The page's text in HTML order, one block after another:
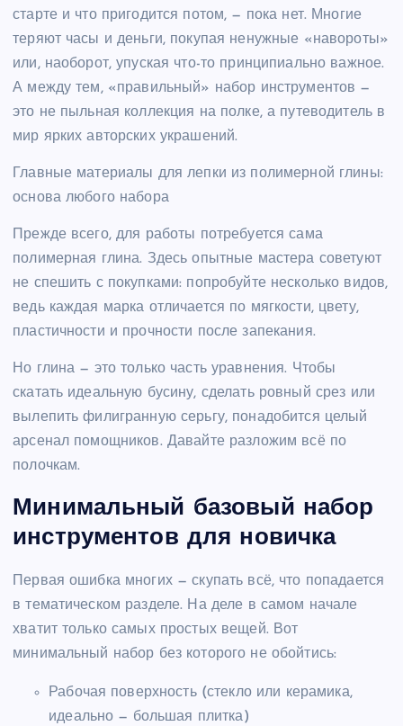
старте и что пригодится потом, — пока нет. Многие
теряют часы и деньги, покупая ненужные «навороты»
или, наоборот, упуская что-то принципиально важное.
А между тем, «правильный» набор инструментов —
это не пыльная коллекция на полке, а путеводитель в
мир ярких авторских украшений.
Главные материалы для лепки из полимерной глины:
основа любого набора
Прежде всего, для работы потребуется сама
полимерная глина. Здесь опытные мастера советуют
не спешить с покупками: попробуйте несколько видов,
ведь каждая марка отличается по мягкости, цвету,
пластичности и прочности после запекания.
Но глина — это только часть уравнения. Чтобы
скатать идеальную бусину, сделать ровный срез или
вылепить филигранную серьгу, понадобится целый
арсенал помощников. Давайте разложим всё по
полочкам.
Минимальный базовый набор
инструментов для новичка
Первая ошибка многих — скупать всё, что попадается
в тематическом разделе. На деле в самом начале
хватит только самых простых вещей. Вот
минимальный набор без которого не обойтись:
Рабочая поверхность (стекло или керамика,
идеально — большая плитка)